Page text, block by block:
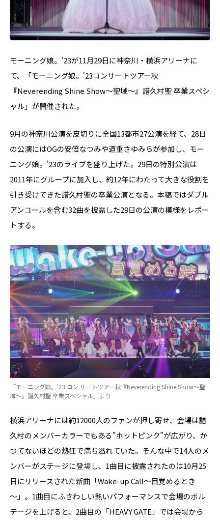
モーニング娘。'23が11月29日に神奈川・横浜アリーナに
て、「モーニング娘。'23コンサートツアー秋
『Neverending Shine Show～聖域～』譜久村聖 卒業スペシ
ャル」が開催された。
9月の神奈川公演を皮切りに全国13都市27公演を経て、28日
の公演にはOGの安倍なつみや道重さゆみらが参加し、モー
ニング娘。'23のライブを盛り上げた。29日の特別公演は
2011年にグループに加入し、約12年にわたって大きな役割を
引き受けてきた譜久村聖の卒業公演となる。本稿ではダブル
アンコールを含む32曲を披露した29日の公演の模様をレポー
トする。
「モーニング娘。'23 コン サートツアー秋『Neverending Shine Show～聖
域～』譜久村聖 卒業スペシャル」より
横浜アリーナには約12000人のファンが押し寄せ、会場は譜
久村のメンバーカラーでもある"ホットピンク"が広がり、か
つてないほどの熱狂で満ち溢れていた。そんな中で14人のメ
ンバーがステージに登場し、1曲目に披露されたのは10月25
日にリリースされた新曲「Wake-up Call～目覚めるとき
～」。1曲目にふさわしい熱いパフォーマンスで会場のボル
テージを上げると、2曲目の「HEAVY GATE」では会場から